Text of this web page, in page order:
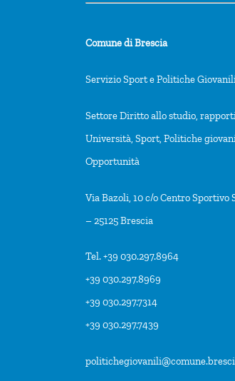
Comune di Brescia
Servizio Sport e Politiche
Settore Diritto allo studio,
Università, Sport, Politiche
Opportunità
Via Bazoli, 10 c/o Centro Sportivo
– 25125 Brescia
Tel. +39 030.297.8964
+39 030.297.8969
+39 030.297.7314
+39 030.297.7439